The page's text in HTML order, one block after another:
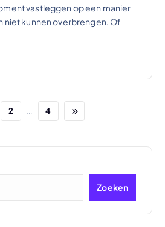
vastleggen op een manier
niet kunnen overbrengen. Of
2 … 4
Zoeken